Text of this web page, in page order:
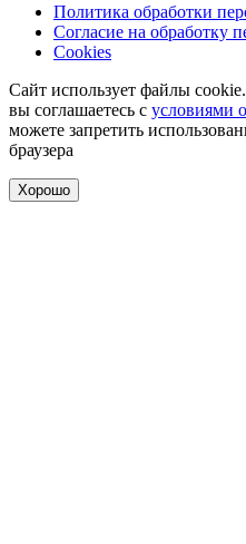
Политика обработки
Согласие на обработку
Cookies
Сайт использует файлы
вы соглашаетесь с условиями
можете запретить
браузера
Хорошо